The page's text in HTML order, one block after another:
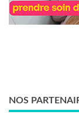
NOS